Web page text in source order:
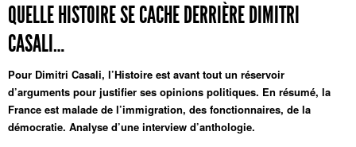
QUELLE HISTOIRE SE CACHE DERRIÈRE DIMITRI
CASALI…
Pour Dimitri Casali, l’Histoire est avant tout un réservoir
d’arguments pour justifier ses opinions politiques. En résumé, la
France est malade de l’immigration, des fonctionnaires, de la
démocratie. Analyse d’une interview d’anthologie.